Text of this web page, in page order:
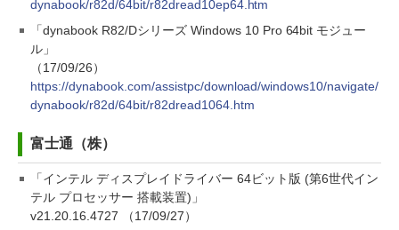
dynabook/r82d/64bit/r82dread10ep64.htm
「dynabook R82/Dシリーズ Windows 10 Pro 64bit モジュー
ル」
（17/09/26）
https://dynabook.com/assistpc/download/windows10/navigate/
dynabook/r82d/64bit/r82dread1064.htm
富士通（株）
「インテル ディスプレイドライバー 64ビット版 (第6世代イン
テル プロセッサー 搭載装置)」
v21.20.16.4727 （17/09/27）